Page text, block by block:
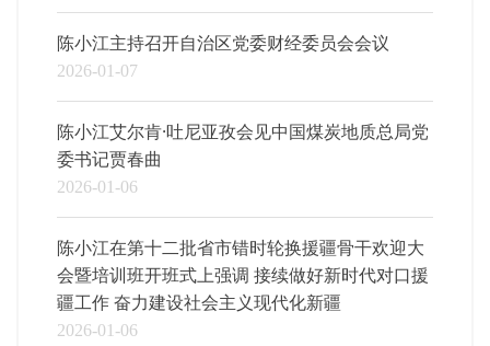
陈小江主持召开自治区党委财经委员会会议
2026-01-07
陈小江艾尔肯·吐尼亚孜会见中国煤炭地质总局党
委书记贾春曲
2026-01-06
陈小江在第十二批省市错时轮换援疆骨干欢迎大
会暨培训班开班式上强调 接续做好新时代对口援
疆工作 奋力建设社会主义现代化新疆
2026-01-06